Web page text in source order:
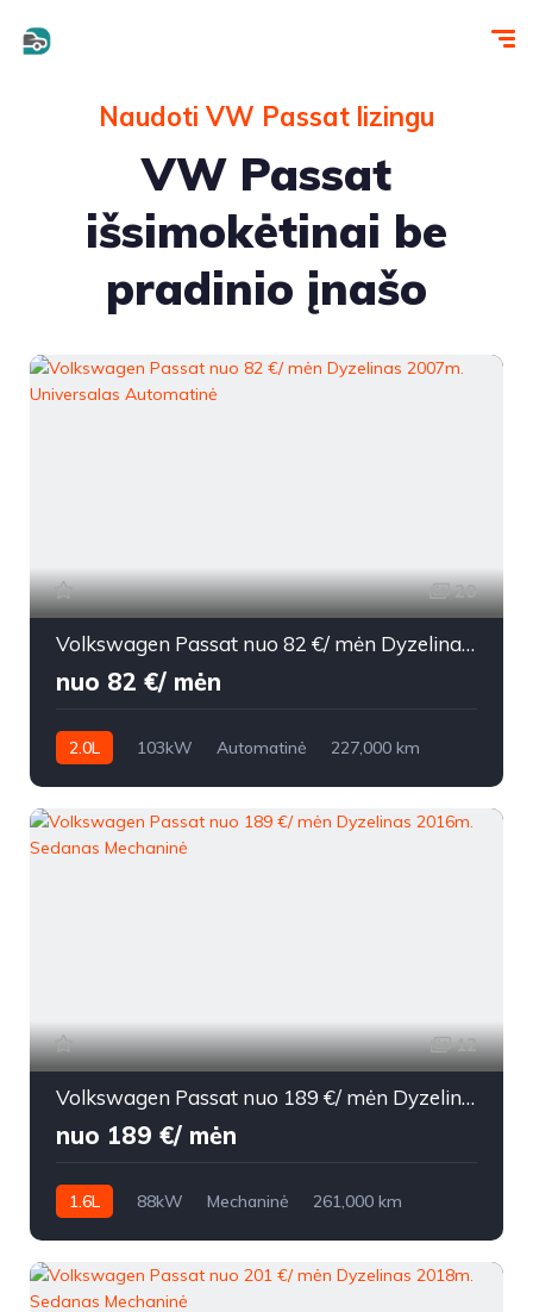
Naudoti VW Passat lizingu
VW Passat
išsimokėtinai be
pradinio įnašo
20
Volkswagen Passat nuo 82 €/ mėn Dyzelinas 2007m. Universalas Automatinė
nuo 82 €/ mėn
2.0L 103kW Automatinė
227,000 km
12
Volkswagen Passat nuo 189 €/ mėn Dyzelinas 2016m. Sedanas Mechaninė
nuo 189 €/ mėn
1.6L 88kW Mechaninė
261,000 km